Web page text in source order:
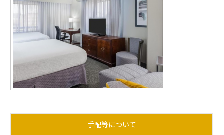
手配等について